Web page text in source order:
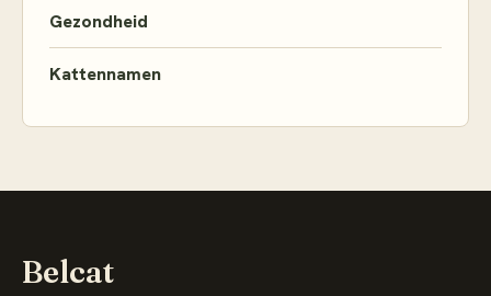
Gezondheid
Kattennamen
Belcat